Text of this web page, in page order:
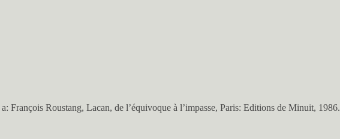
François Roustang, Lacan, de l’équivoque à l’impasse, Paris: Editions de Minuit, 1986.